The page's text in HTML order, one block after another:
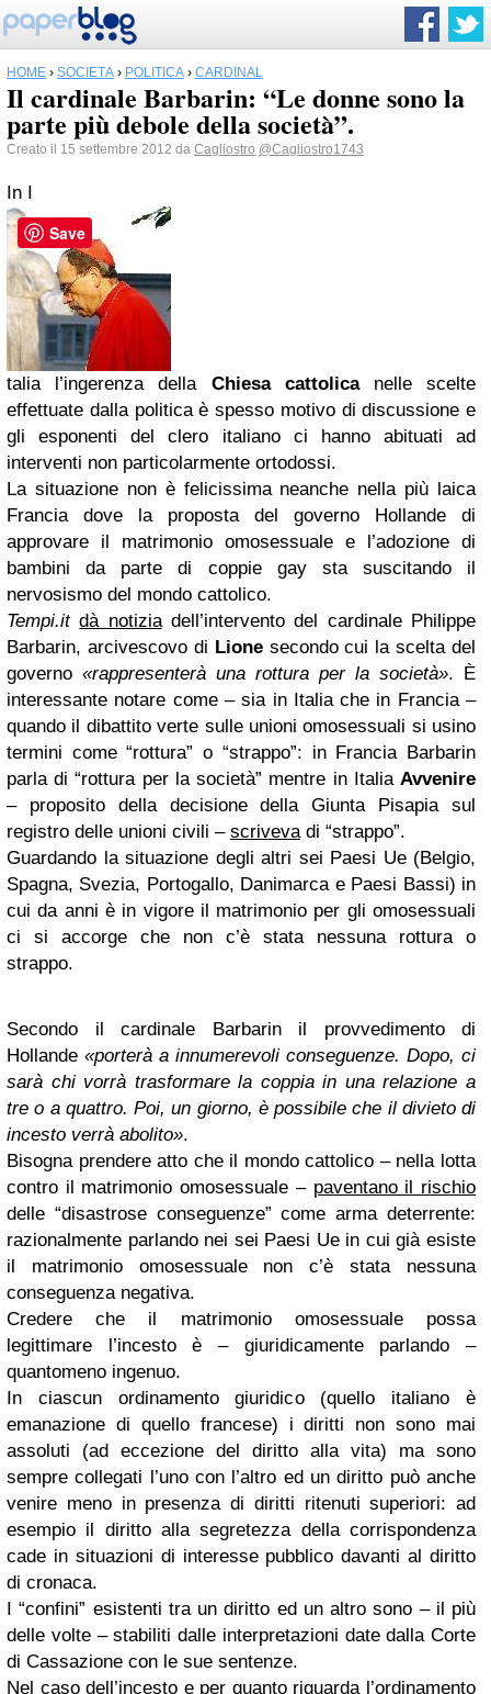
HOME › SOCIETÀ › POLITICA › CARDINAL
Il cardinale Barbarin: “Le donne sono la
parte più debole della società”.
Creato il 15 settembre 2012 da Cagliostro @Cagliostro1743
In I
talia l’ingerenza della Chiesa cattolicanelle scelte
effettuate dalla politica è spesso motivo di discussione e
gli esponenti del clero italiano ci hanno abituati ad
interventi non particolarmente ortodossi.
La situazione non è felicissima neanche nella più laica
Francia dove la proposta del governo Hollande di
approvare il matrimonio omosessuale e l’adozione di
bambini da parte di coppie gay sta suscitando il
nervosismo del mondo cattolico.
Tempi.it dà notiziadell’intervento del cardinale Philippe
Barbarin, arcivescovo di Lionesecondo cui la scelta del
governo «rappresenterà una rottura per la società». È
interessante notare come – sia in Italia che in Francia –
quando il dibattito verte sulle unioni omosessuali si usino
termini come “rottura” o “strappo”: in Francia Barbarin
parla di “rottura per la società” mentre in Italia Avvenire
– proposito della decisione della Giunta Pisapia sul
registro delle unioni civili – scrivevadi “strappo”.
Guardando la situazione degli altri sei Paesi Ue (Belgio,
Spagna, Svezia, Portogallo, Danimarca e Paesi Bassi) in
cui da anni è in vigore il matrimonio per gli omosessuali
ci si accorge che non c’è stata nessuna rottura o
strappo.
Secondo il cardinale Barbarin il provvedimento di
Hollande «porterà a innumerevoli conseguenze. Dopo, ci
sarà chi vorrà trasformare la coppia in una relazione a
tre o a quattro. Poi, un giorno, è possibile che il divieto di
incesto verrà abolito».
Bisogna prendere atto che il mondo cattolico – nella lotta
contro il matrimonio omosessuale – paventano il rischio
delle “disastrose conseguenze” come arma deterrente:
razionalmente parlando nei sei Paesi Ue in cui già esiste
il matrimonio omosessuale non c’è stata nessuna
conseguenza negativa.
Credere che il matrimonio omosessuale possa
legittimare l’incesto è – giuridicamente parlando –
quantomeno ingenuo.
In ciascun ordinamento giuridico (quello italiano è
emanazione di quello francese) i diritti non sono mai
assoluti (ad eccezione del diritto alla vita) ma sono
sempre collegati l’uno con l’altro ed un diritto può anche
venire meno in presenza di diritti ritenuti superiori: ad
esempio il diritto alla segretezza della corrispondenza
cade in situazioni di interesse pubblico davanti al diritto
di cronaca.
I “confini” esistenti tra un diritto ed un altro sono – il più
delle volte – stabiliti dalle interpretazioni date dalla Corte
di Cassazione con le sue sentenze.
Nel caso dell’incesto e per quanto riguarda l’ordinamento
Save